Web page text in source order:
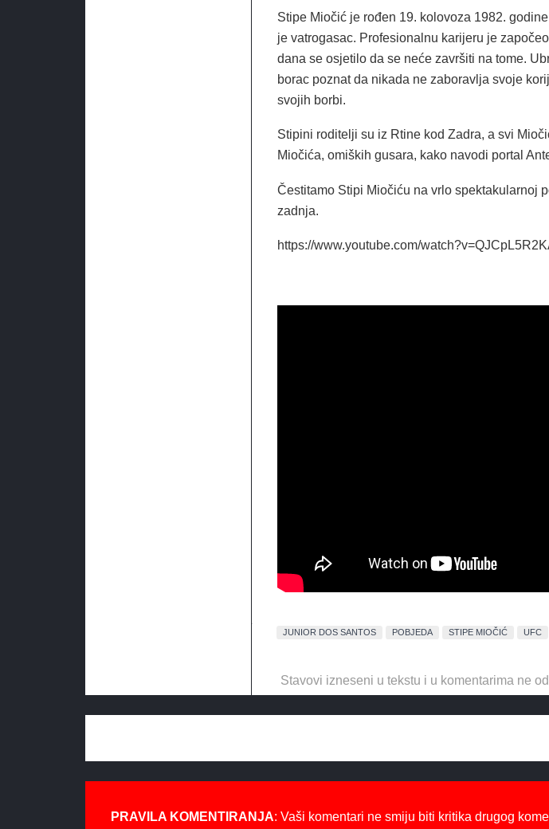
Stipe Miočić je rođen 19. kolovoza 1982.
je vatrogasac. Profesionalnu karijeru je
dana se osjetilo da se neće završiti na tome.
borac poznat da nikada ne zaboravlja svoje
svojih borbi.
Stipini roditelji su iz Rtine kod Zadra, a svi
Miočića, omiških gusara, kako navodi portal
Čestitamo Stipi Miočiću na vrlo spektakularnoj
zadnja.
https://www.youtube.com/
JUNIOR DOS SANTOS POBJEDA STIPE MIOČIĆ UFC
Stavovi izneseni u tekstu i u komentarima ne
PRAVILA KOMENTIRANJA: Vaši komentari ne smiju biti kritika drugog